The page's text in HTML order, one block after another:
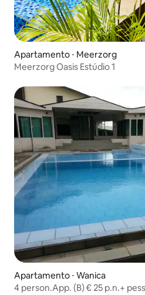
Apartamento ⋅ Meerzorg
Meerzorg Oasis Estúdio 1
Apartamento ⋅ Wanica
4 person.App. (B) € 25 p.n.+